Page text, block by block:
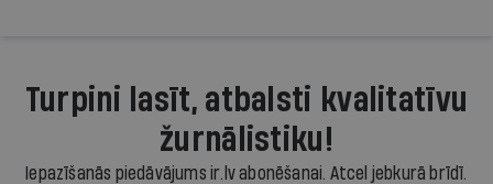
Turpini lasīt, atbalsti kvalitatīvu
žurnālistiku!
Iepazīšanās piedāvājums ir.lv abonēšanai. Atcel jebkurā brīdī.